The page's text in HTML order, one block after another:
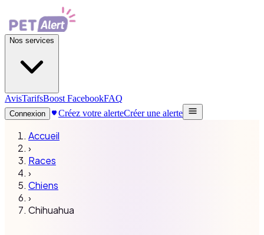
Nos services
AvisTarifsBoost FacebookFAQ
Connexion Créez votre alerteCréer une alerte
Accueil
›
Races
›
Chiens
›
Chihuahua